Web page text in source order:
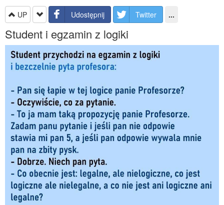
UP Udostępnij Twitter ...
Student i egzamin z logiki